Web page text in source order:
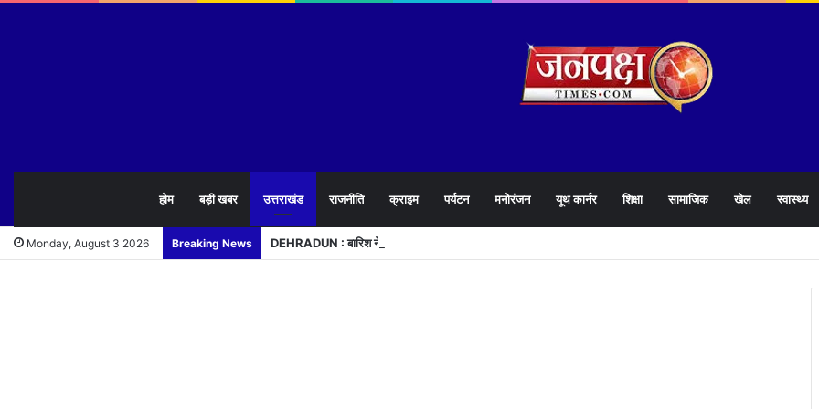
होम बड़ी खबर उत्तराखंड राजनीति क्राइम पर्यटन मनोरंजन यूथ कार्नर शिक्षा सामाजिक खेल स्वास्थ्य
Monday, August 3 2026 Breaking News DEHRADUN : बारिश ने खोली निर्माण कार्य की पोल ! 16 करोड़ का पुल,16 दिन भी नही टिका